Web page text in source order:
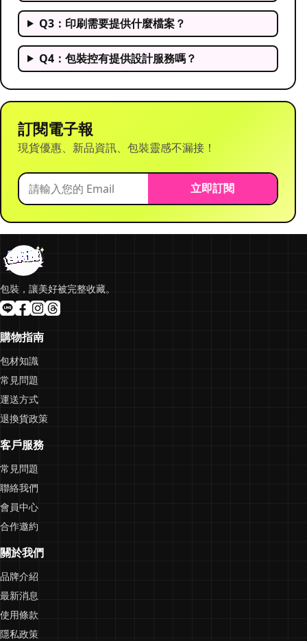
Q3：印刷需要提供什麼檔案？
Q4：包裝控有提供設計服務嗎？
訂閱電子報
現貨優惠、新品資訊、包裝靈感不漏接！
立即訂閱
包裝，讓美好被完整收藏。
購物指南
包材知識
常見問題
運送方式
退換貨政策
客戶服務
常見問題
聯絡我們
會員中心
合作邀約
關於我們
品牌介紹
最新消息
使用條款
隱私政策